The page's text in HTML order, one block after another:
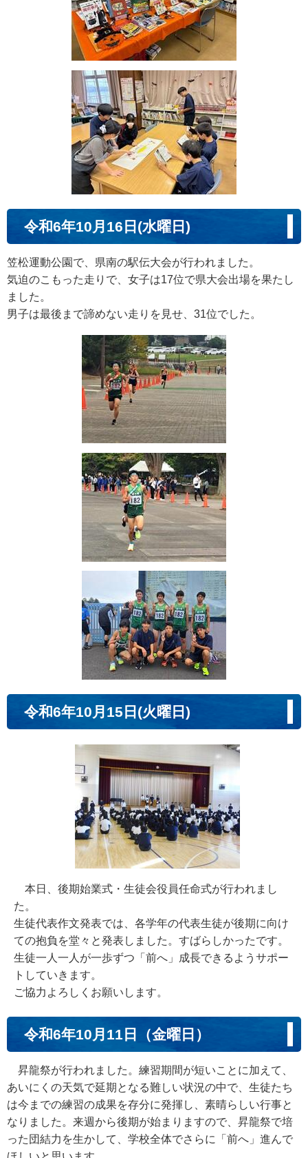
令和6年10月16日(水曜日)
笠松運動公園で、県南の駅伝大会が行われました。
気迫のこもった走りで、女子は17位で県大会出場を果たし
ました。
男子は最後まで諦めない走りを見せ、31位でした。
令和6年10月15日(火曜日)
本日、後期始業式・生徒会役員任命式が行われまし
た。
生徒代表作文発表では、各学年の代表生徒が後期に向け
ての抱負を堂々と発表しました。すばらしかったです。
生徒一人一人が一歩ずつ「前へ」成長できるようサポー
トしていきます。
ご協力よろしくお願いします。
令和6年10月11日（金曜日）
昇龍祭が行われました。練習期間が短いことに加えて、
あいにくの天気で延期となる難しい状況の中で、生徒たち
は今までの練習の成果を存分に発揮し、素晴らしい行事と
なりました。来週から後期が始まりますので、昇龍祭で培
った団結力を生かして、学校全体でさらに「前へ」進んで